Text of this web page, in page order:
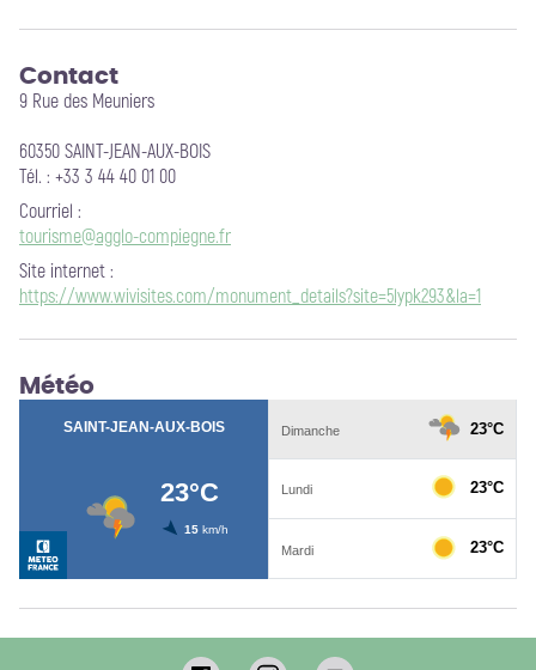
Contact
9 Rue des Meuniers
60350 SAINT-JEAN-AUX-BOIS
Tél. : +33 3 44 40 01 00
Courriel :
tourisme@agglo-compiegne.fr
Site internet :
https://www.wivisites.com/monument_details?site=5lypk293&la=1
Météo